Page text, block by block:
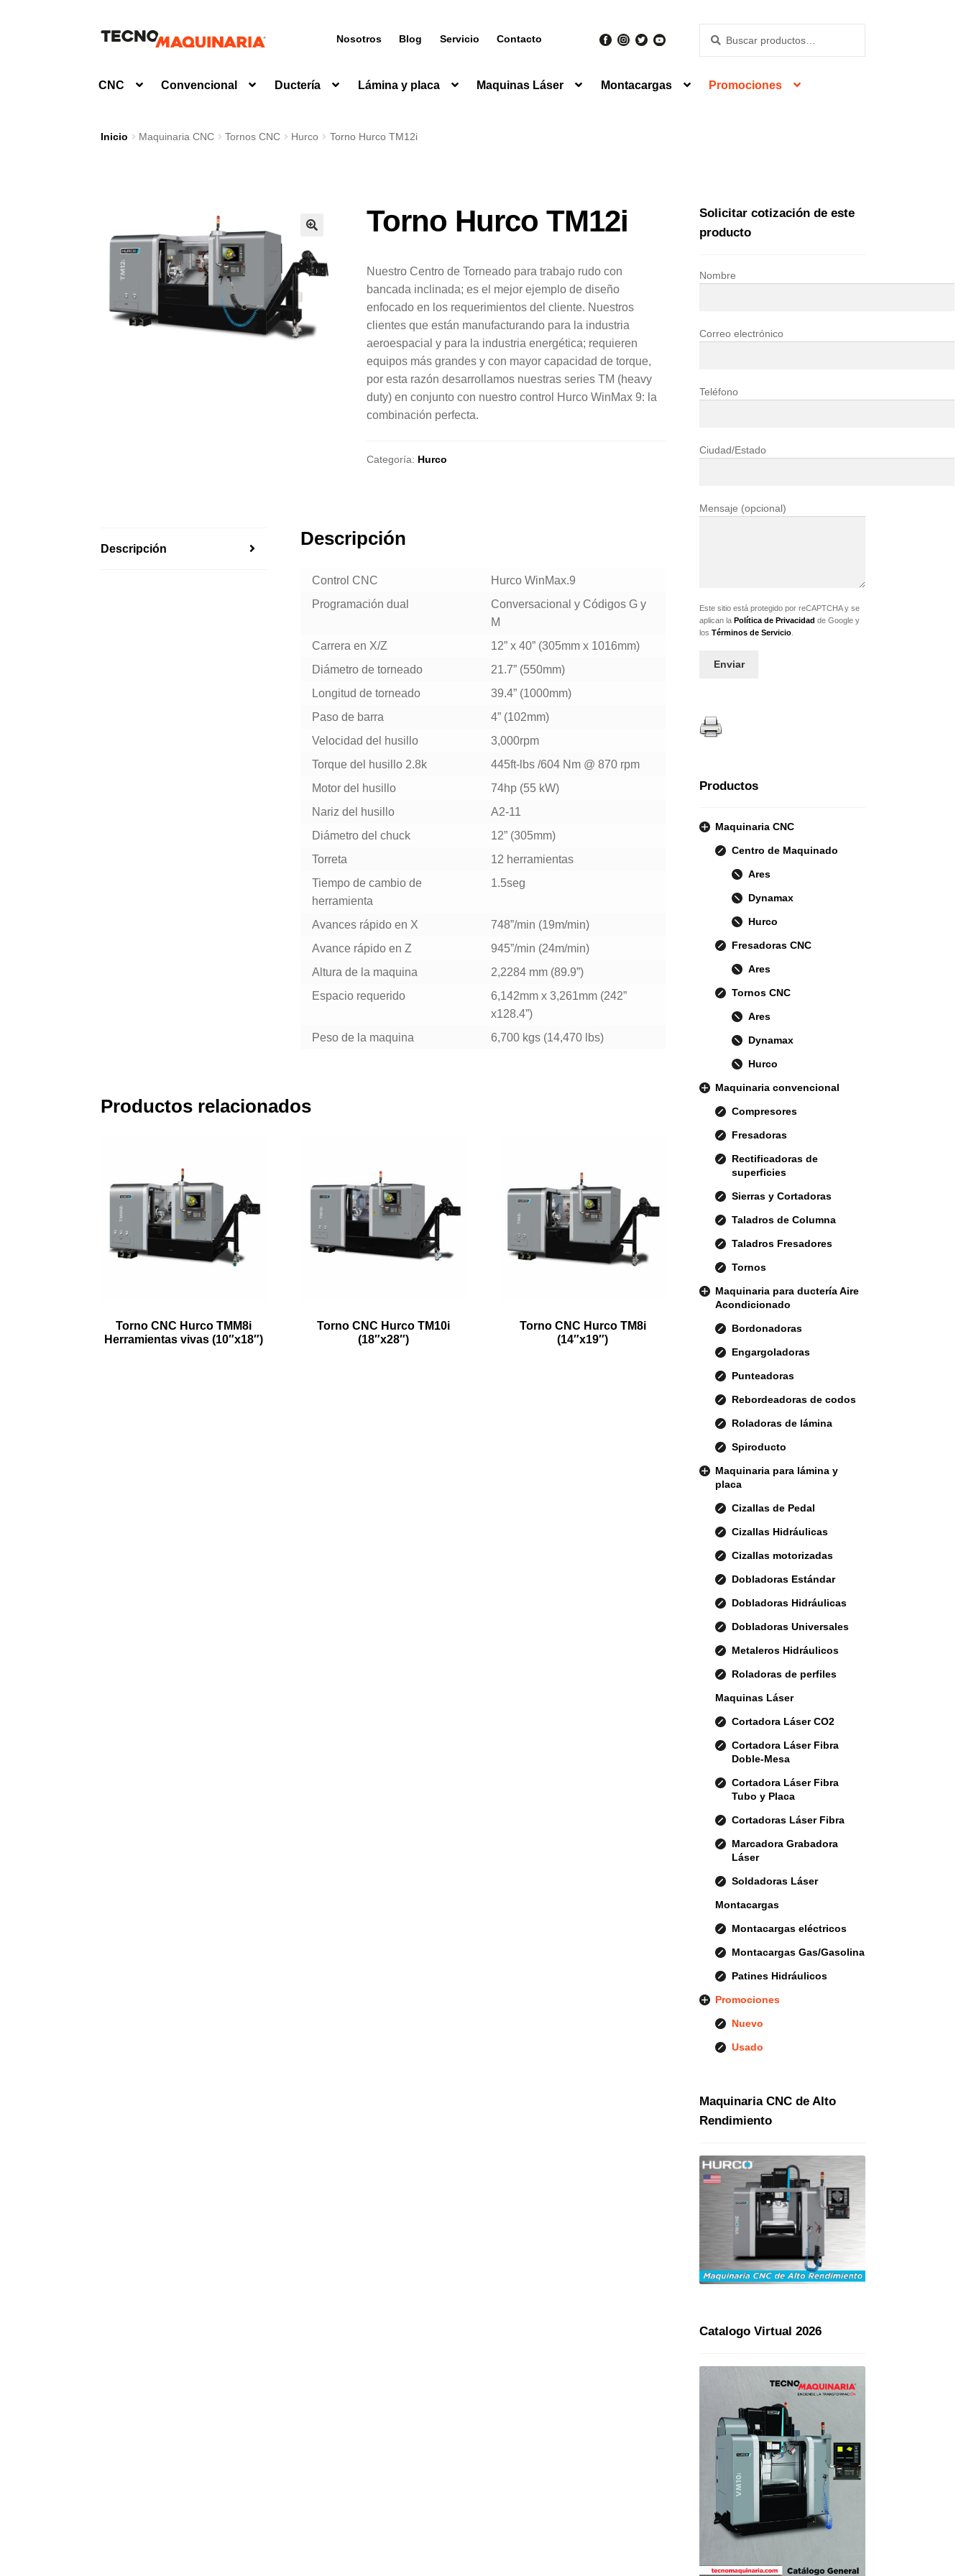
navegación
Nosotros Blog Servicio Contacto
por:
CNC Convencional Ductería Lámina y placa Maquinas Láser Montacargas Promociones
Inicio Maquinaria CNC Tornos CNC Hurco Torno Hurco TM12i
Torno Hurco TM12i
Nuestro Centro de Torneado para trabajo rudo con
bancada inclinada; es el mejor ejemplo de diseño
enfocado en los requerimientos del cliente. Nuestros
clientes que están manufacturando para la industria
aeroespacial y para la industria energética; requieren
equipos más grandes y con mayor capacidad de torque,
por esta razón desarrollamos nuestras series TM (heavy
duty) en conjunto con nuestro control Hurco WinMax 9: la
combinación perfecta.
Categoría: Hurco
Descripción
Descripción
Control CNC
Hurco WinMax.9
Programación dual
Conversacional y Códigos G y
M
Carrera en X/Z
12” x 40” (305mm x 1016mm)
Diámetro de torneado
21.7” (550mm)
Longitud de torneado
39.4” (1000mm)
Paso de barra
4” (102mm)
Velocidad del husillo
3,000rpm
Torque del husillo 2.8k
445ft-lbs /604 Nm @ 870 rpm
Motor del husillo
74hp (55 kW)
Nariz del husillo
A2-11
Diámetro del chuck
12” (305mm)
Torreta
12 herramientas
Tiempo de cambio de
herramienta
1.5seg
Avances rápido en X
748”/min (19m/min)
Avance rápido en Z
945”/min (24m/min)
Altura de la maquina
2,2284 mm (89.9”)
Espacio requerido
6,142mm x 3,261mm (242”
x128.4”)
Peso de la maquina
6,700 kgs (14,470 lbs)
Productos relacionados
Torno CNC Hurco TMM8i
Herramientas vivas (10″x18″)
Torno CNC Hurco TM10i
(18″x28″)
Torno CNC Hurco TM8i
(14″x19″)
Solicitar cotización de este
producto
Nombre
Correo electrónico
Teléfono
Ciudad/Estado
Mensaje (opcional)
Este sitio está protegido por reCAPTCHA y se
aplican la Política de Privacidad de Google y
los Términos de Servicio.
Productos
Maquinaria CNC
Centro de Maquinado
Ares
Dynamax
Hurco
Fresadoras CNC
Ares
Tornos CNC
Ares
Dynamax
Hurco
Maquinaria convencional
Compresores
Fresadoras
Rectificadoras de
superficies
Sierras y Cortadoras
Taladros de Columna
Taladros Fresadores
Tornos
Maquinaria para ductería Aire
Acondicionado
Bordonadoras
Engargoladoras
Punteadoras
Rebordeadoras de codos
Roladoras de lámina
Spiroducto
Maquinaria para lámina y
placa
Cizallas de Pedal
Cizallas Hidráulicas
Cizallas motorizadas
Dobladoras Estándar
Dobladoras Hidráulicas
Dobladoras Universales
Metaleros Hidráulicos
Roladoras de perfiles
Maquinas Láser
Cortadora Láser CO2
Cortadora Láser Fibra
Doble-Mesa
Cortadora Láser Fibra
Tubo y Placa
Cortadoras Láser Fibra
Marcadora Grabadora
Láser
Soldadoras Láser
Montacargas
Montacargas eléctricos
Montacargas Gas/Gasolina
Patines Hidráulicos
Promociones
Nuevo
Usado
Maquinaria CNC de Alto
Rendimiento
Catalogo Virtual 2026